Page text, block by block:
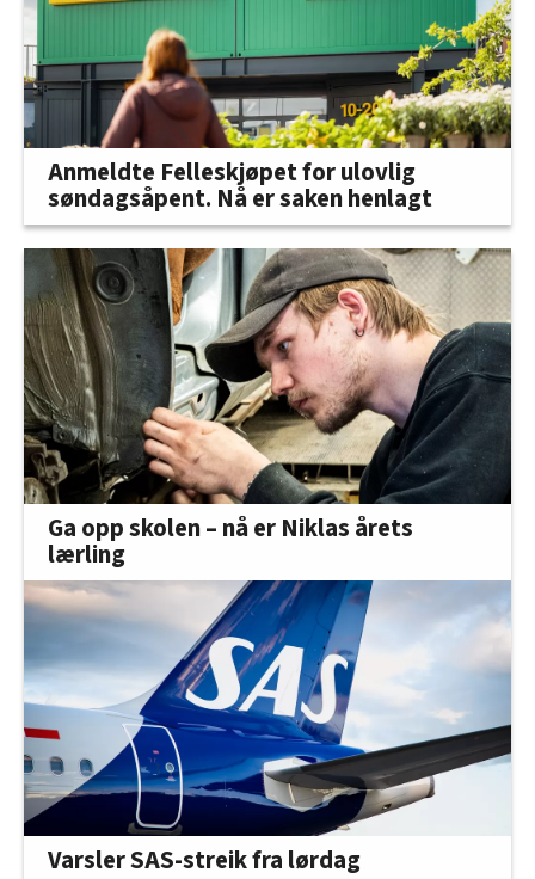
Anmeldte Felleskjøpet for ulovlig
søndagsåpent. Nå er saken henlagt
Ga opp skolen – nå er Niklas årets
lærling
Varsler SAS-streik fra lørdag